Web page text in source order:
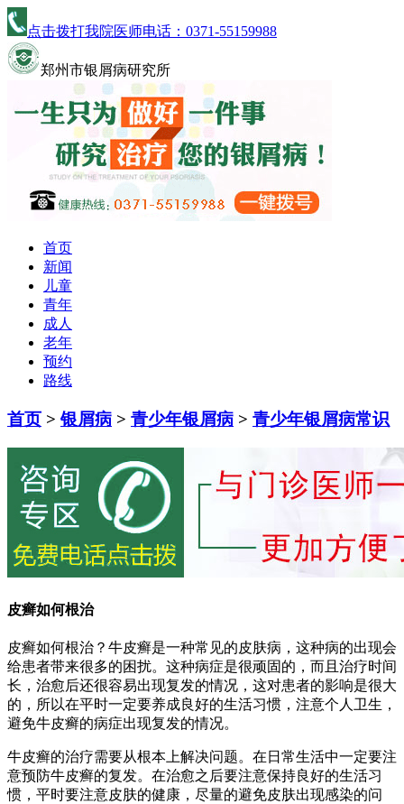
点击拨打我院医师电话： 0371-55159988
郑州市银屑病研究所
首页
新闻
儿童
青年
成人
老年
预约
路线
首页 >银屑病 > 青少年银屑病 > 青少年银屑病常识
皮癣如何根治
皮癣如何根治？牛皮癣是一种常见的皮肤病，这种病的出现会
给患者带来很多的困扰。这种病症是很顽固的，而且治疗时间
长，治愈后还很容易出现复发的情况，这对患者的影响是很大
的，所以在平时一定要养成良好的生活习惯，注意个人卫生，
避免牛皮癣的病症出现复发的情况。
牛皮癣的治疗需要从根本上解决问题。在日常生活中一定要注
意预防牛皮癣的复发。在治愈之后要注意保持良好的生活习
惯，平时要注意皮肤的健康，尽量的避免皮肤出现感染的问